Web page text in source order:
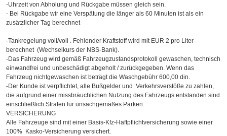
-Uhrzeit von Abholung und Rückgabe müssen gleich sein.
- Bei Rückgabe wir eine Verspätung die länger als 60 Minuten ist als ein
zusätzlicher Tag berechnet
-Tankregelung voll/voll . Fehlender Kraftstoff wird mit EUR 2 pro Liter
berechnet (Wechselkurs der NBS-Bank).
-Das Fahrzeug wird gemäß Fahrzeugzustandsprotokoll gewaschen, technisch
einwandfrei und unbeschädigt abgeholt / zurückgegeben. Wenn das
Fahrzeug nichtgewaschen ist beträgt die Waschgebühr 600,00 din.
-Der Kunde ist verpflichtet, alle Bußgelder und Verkehrsverstöße zu zahlen,
die aufgrund einer missbräuchlichen Nutzung des Fahrzeugs entstanden sind
einschließlich Strafen für unsachgemäßes Parken.
VERSICHERUNG
Alle Fahrzeuge sind mit einer Basis-Kfz-Haftpflichtversicherung sowie einer
100% Kasko-Versicherung versichert.